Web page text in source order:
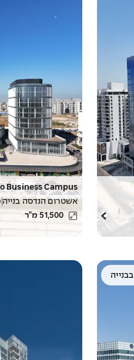
Business Campus
אשטרום הנדסה בנייה
51,500 מ"ר
בבנייה